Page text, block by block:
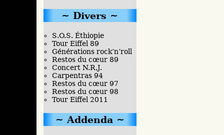
Divers
S.O.S. Éthiopie
Tour Eiffel 89
Générations rock’n’roll
Restos du cœur 89
Concert N.R.J.
Carpentras 94
Restos du cœur 97
Restos du cœur 98
Tour Eiffel 2011
Addenda